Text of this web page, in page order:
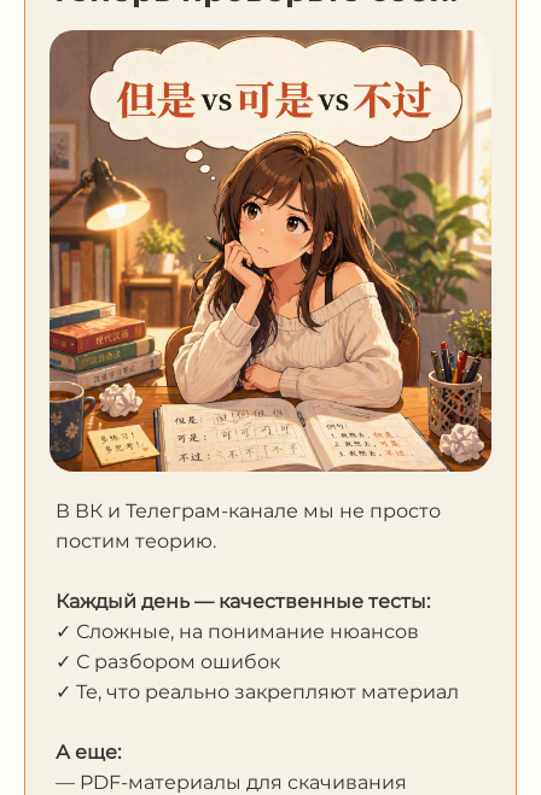
В ВК и Телеграм-канале мы не просто
постим теорию.
Каждый день — качественные тесты:
✓ Сложные, на понимание нюансов
✓ С разбором ошибок
✓ Те, что реально закрепляют материал
А еще:
— PDF-материалы для скачивания